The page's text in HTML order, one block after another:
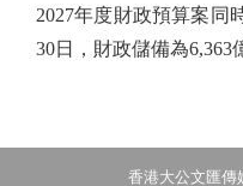
2027年度財政預算案同
30日，財政儲備為6,363
香港大公文匯傳